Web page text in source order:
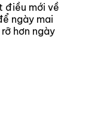
điều mới về
ngày mai
hơn ngày